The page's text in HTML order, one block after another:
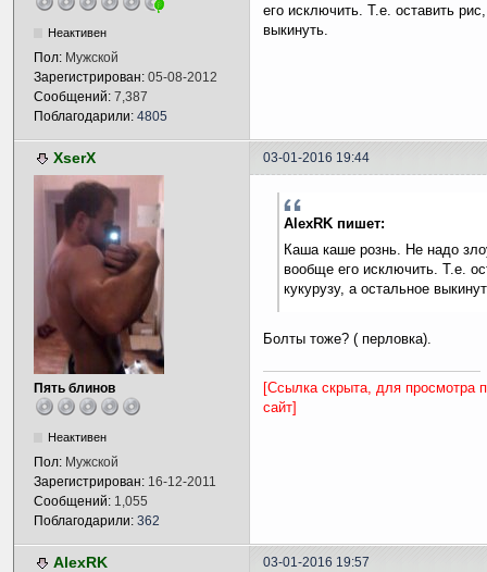
Неактивен
Пол: Мужской
Зарегистрирован: 05-08-2012
Сообщений: 7,387
Поблагодарили: 4805
его исключить. Т.е. оставить
выкинуть.
XserX 03-01-2016 19:44
Пять блинов
Неактивен
Пол: Мужской
Зарегистрирован: 16-12-2011
Сообщений: 1,055
Поблагодарили: 362
AlexRK пишет:
Каша каше рознь. Не надо
вообще его исключить. Т.е.
кукурузу, а остальное
Болты тоже? ( перловка).
[Ссылка скрыта, для просмотра
сайт]
AlexRK
03-01-2016 19:57